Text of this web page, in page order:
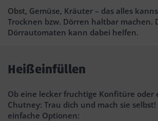
Obst, Gemüse, Kräuter – das alles
Trocknen bzw. Dörren haltbar machen.
Dörrautomaten kann dabei helfen.
Heißeinfüllen
Ob eine lecker fruchtige Konfitüre oder
Chutney: Trau dich und mach sie selbst!
einfache Optionen: